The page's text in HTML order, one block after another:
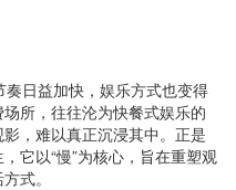
日益加快，娱乐方式也变得
所，往往沦为快餐式娱乐的
，难以真正沉浸其中。正是
它以“慢”为核心，旨在重塑观
式。